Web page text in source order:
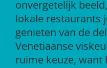
onvergetelijk
lokale restaurants
genieten van de
Venetiaanse
ruime keuze, want